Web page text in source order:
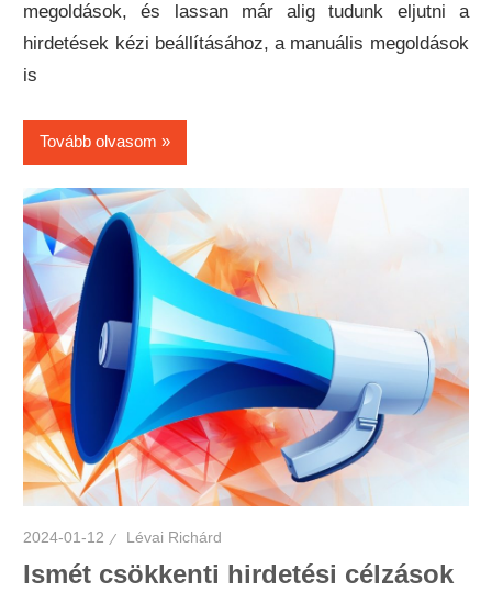
megoldások, és lassan már alig tudunk eljutni a
hirdetések kézi beállításához, a manuális megoldások
is
Tovább olvasom
2024-01-12 Lévai Richárd
Ismét csökkenti hirdetési célzások